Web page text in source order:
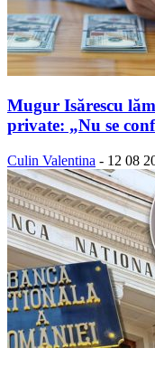
Mugur Isărescu
private: „Nu se
Culin Valentina - 12 08